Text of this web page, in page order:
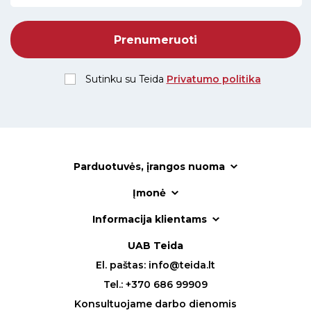
Sutinku su Teida Privatumo politika
Parduotuvės, įrangos nuoma
Įmonė
Informacija klientams
UAB Teida
El. paštas: info@teida.lt
Tel.: +370 686 99909
Konsultuojame darbo dienomis